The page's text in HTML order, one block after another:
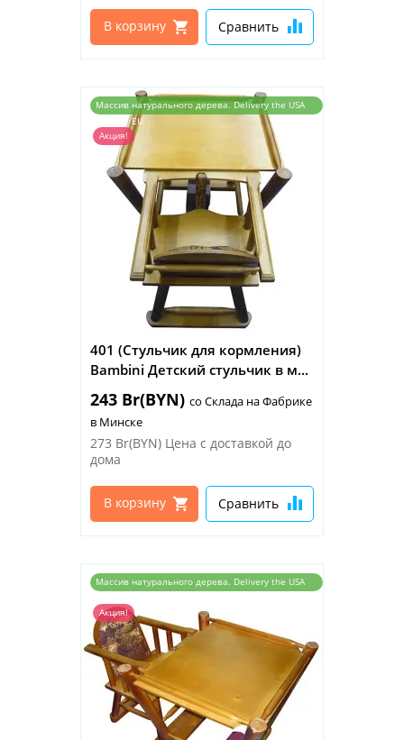
В корзину Сравнить
Массив натурального дерева. Delivery the USA
and the EU
Акция!
401 (Стульчик для кормления)
Bambini Детский стульчик в м...
243 Br(BYN) со Склада на Фабрике
в Минске
273 Br(BYN) Цена с доставкой до
дома
В корзину Сравнить
Массив натурального дерева. Delivery the USA
Акция!